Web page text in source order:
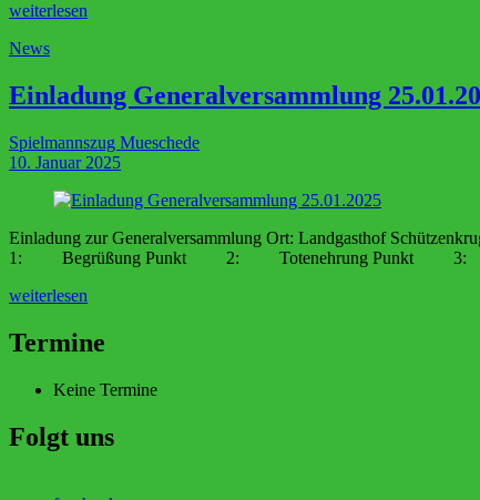
weiterlesen
News
Einladung Generalversammlung
Spielmannszug Mueschede
10. Januar 2025
Einladung zur Generalversammlung Ort: Landgasthof
1: Begrüßung Punkt 2: Totenehrung Punkt
weiterlesen
Termine
Keine Termine
Folgt uns